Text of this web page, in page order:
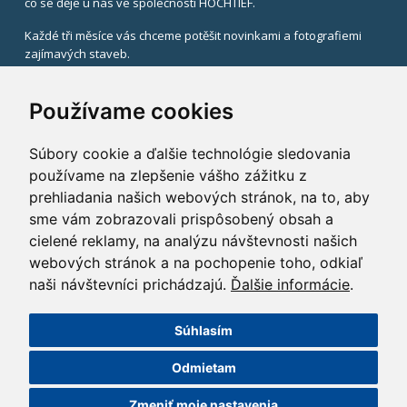
Používame cookies
Súbory cookie a ďalšie technológie sledovania
používame na zlepšenie vášho zážitku z
prehliadania našich webových stránok, na to, aby
sme vám zobrazovali prispôsobený obsah a
cielené reklamy, na analýzu návštevnosti našich
webových stránok a na pochopenie toho, odkiaľ
naši návštevníci prichádzajú. Ďalšie informácie.
Súhlasím
Odmietam
Každé tři měsíce vás chceme potěšit novinkami a fotografiemi
zajímavých staveb.
V případě zájmu uveďte svůj email.
Registrací k odběru newsletteru souhlasíte se zasíláním
informací od HOCHTIEF CZ a. s.,
v souladu se zákonem č. 480/2004 Sb.
x
©2014 HOCHTIEF CZ a. s.
Nastavení cookies| Powered by: